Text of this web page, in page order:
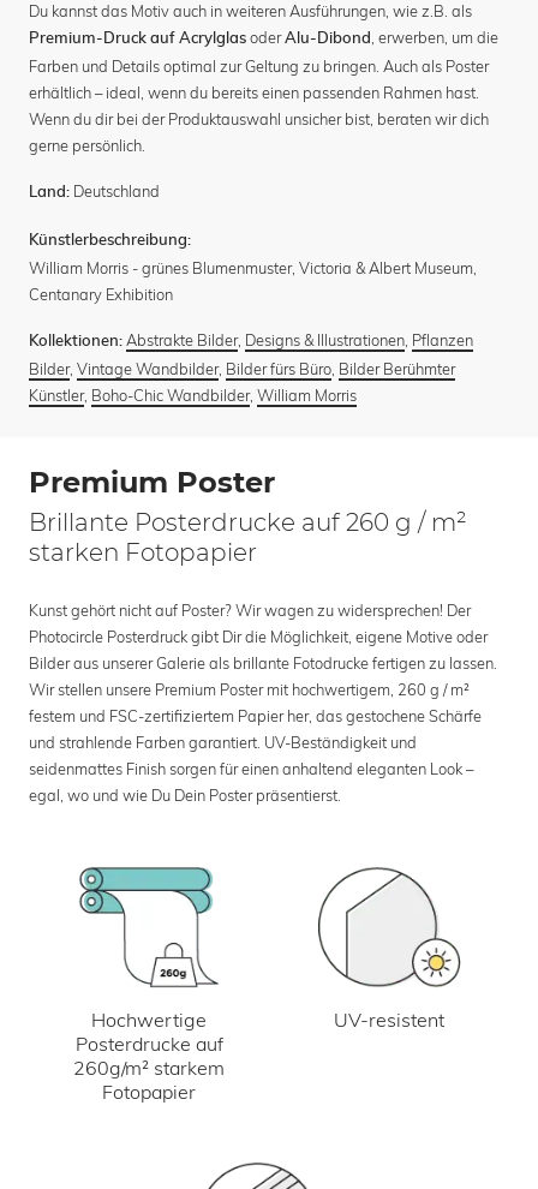
Du kannst das Motiv auch in weiteren Ausführungen, wie z.B. als
Premium-Druck auf Acrylglas oderAlu-Dibond , erwerben, um die
Farben und Details optimal zur Geltung zu bringen. Auch als Poster
erhältlich – ideal, wenn du bereits einen passenden Rahmen hast.
Wenn du dir bei der Produktauswahl unsicher bist, beraten wir dich
gerne persönlich.
Land: Deutschland
Künstlerbeschreibung:
William Morris - grünes Blumenmuster, Victoria & Albert Museum,
Centanary Exhibition
Kollektionen: Abstrakte Bilder, Designs & Illustrationen, Pflanzen
Bilder, Vintage Wandbilder, Bilder fürs Büro, Bilder Berühmter
Künstler, Boho-Chic Wandbilder, William Morris
Premium Poster
Brillante Posterdrucke auf 260 g / m²
starken Fotopapier
Kunst gehört nicht auf Poster? Wir wagen zu widersprechen! Der
Photocircle Posterdruck gibt Dir die Möglichkeit, eigene Motive oder
Bilder aus unserer Galerie als brillante Fotodrucke fertigen zu lassen.
Wir stellen unsere Premium Poster mit hochwertigem, 260 g / m²
festem und FSC-zertifiziertem Papier her, das gestochene Schärfe
und strahlende Farben garantiert. UV-Beständigkeit und
seidenmattes Finish sorgen für einen anhaltend eleganten Look –
egal, wo und wie Du Dein Poster präsentierst.
Hochwertige
Posterdrucke auf
260g/m² starkem
Fotopapier
UV-resistent